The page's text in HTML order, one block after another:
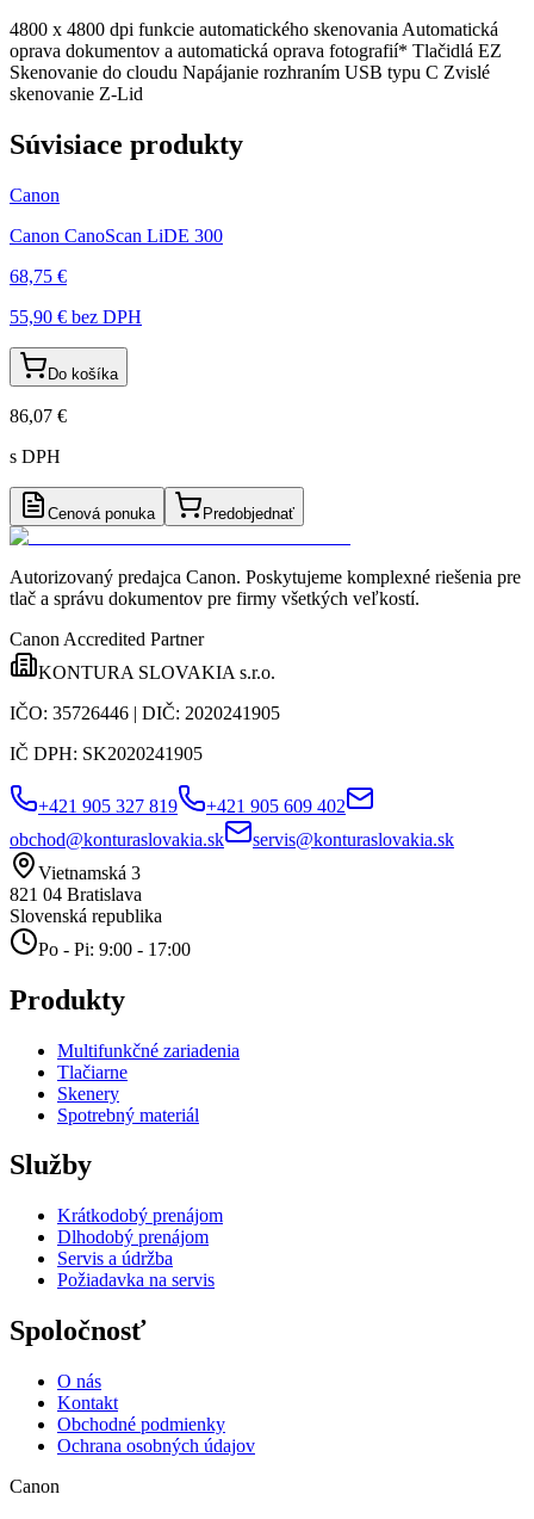
4800 x 4800 dpi funkcie automatického skenovania Automatická
oprava dokumentov a automatická oprava fotografií* Tlačidlá EZ
Skenovanie do cloudu Napájanie rozhraním USB typu C Zvislé
skenovanie Z-Lid
Súvisiace produkty
Canon
Canon CanoScan LiDE 300
68,75 €
55,90 € bez DPH
Do košíka
86,07 €
s DPH
Cenová ponuka Predobjednať
Autorizovaný predajca Canon. Poskytujeme komplexné riešenia pre
tlač a správu dokumentov pre firmy všetkých veľkostí.
Canon Accredited Partner
KONTURA SLOVAKIA s.r.o.
IČO: 35726446 | DIČ: 2020241905
IČ DPH: SK2020241905
+421 905 327 819
+421 905 609 402
obchod@konturaslovakia.sk
servis@konturaslovakia.sk
Vietnamská 3
821 04 Bratislava
Slovenská republika
Po - Pi: 9:00 - 17:00
Produkty
Multifunkčné zariadenia
Tlačiarne
Skenery
Spotrebný materiál
Služby
Krátkodobý prenájom
Dlhodobý prenájom
Servis a údržba
Požiadavka na servis
Spoločnosť
O nás
Kontakt
Obchodné podmienky
Ochrana osobných údajov
Canon